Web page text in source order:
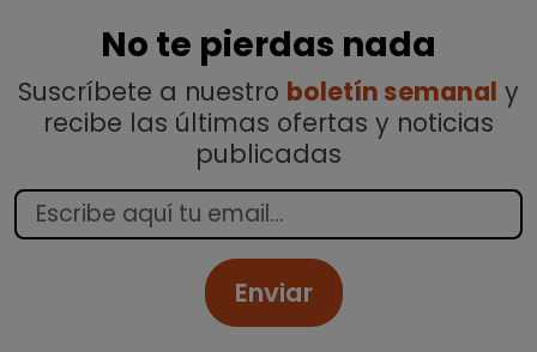
No te pierdas nada
Suscríbete a nuestro boletín semanal y
recibe las últimas ofertas y noticias
publicadas
Enviar